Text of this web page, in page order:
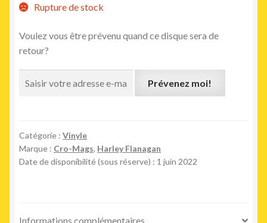
Rupture de stock
Voulez vous être prévenu quand ce disque sera de
retour?
Prévenez moi!
Catégorie : Vinyle
Marque : Cro-Mags, Harley Flanagan
Date de disponibilité (sous réserve) : 1 juin 2022
Informations complémentaires